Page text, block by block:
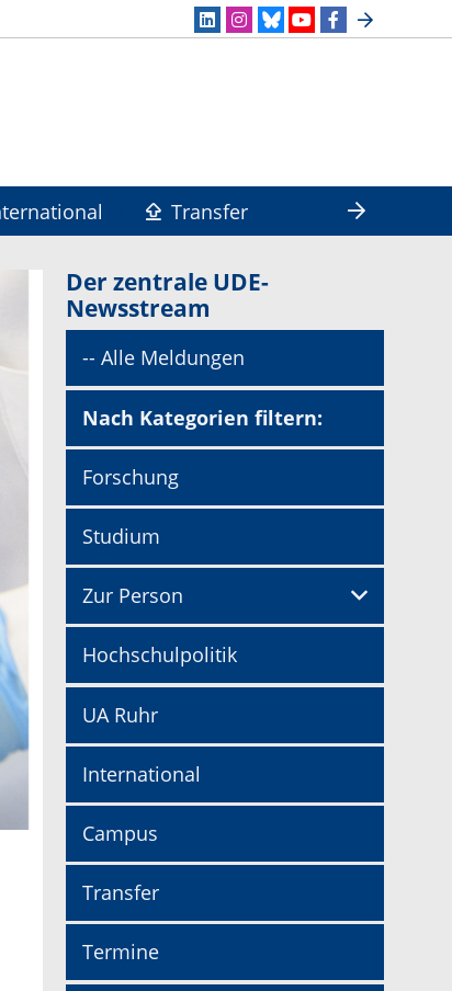
Transfer
Der zentrale UDE-
Newsstream
-- Alle Meldungen
Nach Kategorien filtern:
Forschung
Studium
Zur Person
Hochschulpolitik
UA Ruhr
International
Campus
Transfer
Termine